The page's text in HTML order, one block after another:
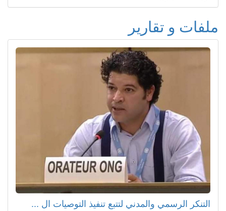
ملفات و تقارير
التنكر الرسمي والمدني لتتبع تنفيذ التوصيات ال ...